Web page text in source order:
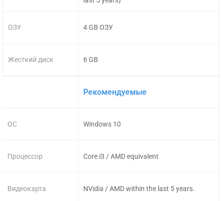
ОЗУ
Жесткий диск
4 GB ОЗУ
6 GB
ОС
Процессор
Видеокарта
Рекомендуемые
Windows 10
Core i3 / AMD equivalent
NVidia / AMD within the last 5 years.